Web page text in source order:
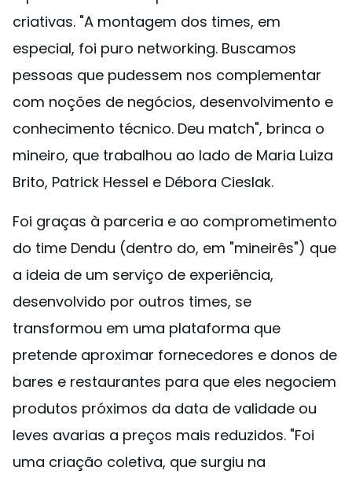
criativas. "A montagem dos times, em
especial, foi puro networking. Buscamos
pessoas que pudessem nos complementar
com noções de negócios, desenvolvimento e
conhecimento técnico. Deu match", brinca o
mineiro, que trabalhou ao lado de Maria Luiza
Brito, Patrick Hessel e Débora Cieslak.
Foi graças à parceria e ao comprometimento
do time Dendu (dentro do, em "mineirês") que
a ideia de um serviço de experiência,
desenvolvido por outros times, se
transformou em uma plataforma que
pretende aproximar fornecedores e donos de
bares e restaurantes para que eles negociem
produtos próximos da data de validade ou
leves avarias a preços mais reduzidos. "Foi
uma criação coletiva, que surgiu na